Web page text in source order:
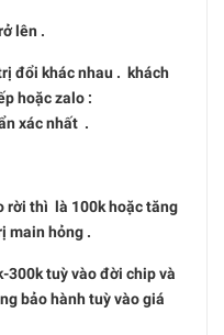
lên .
đổi khác nhau . khách
hoặc zalo :
xác nhất .
rời thì là 100k hoặc tăng
main hỏng .
300k tuỳ vào đời chip và
bảo hành tuỳ vào giá